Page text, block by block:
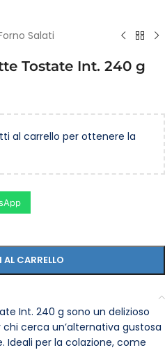
Salati
Tostate Int. 240 g
al carrello per ottenere la
CARRELLO
Int. 240 g sono un delizioso
cerca un’alternativa gustosa
Ideali per la colazione, come